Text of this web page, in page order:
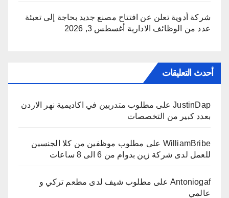
شركة أدوية تعلن عن افتتاح مصنع جديد بحاجة إلى تعبئة
عدد من الوظائف الادارية أغسطس 3, 2026
أحدث التعليقات
JustinDapعلى مطلوب متدربين في اكاديمية نهر الاردن
بعدد كبير من التخصصات
WilliamBribe على مطلوب موظفين من كلا الجنسين
للعمل لدى شركة زين بدوام من 6 الى 8 ساعات
Antoniogaf على مطلوب شيف لدى مطعم تركي و
عالمي